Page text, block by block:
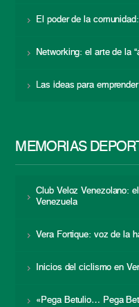
El poder de la
Networking: el arte de la
Las ideas para
MEMORIAS
Club Veloz Venezolano:
Venezuela
Vera Fortique: voz de la
Inicios del ciclismo en
«Pega Betulio… Pega